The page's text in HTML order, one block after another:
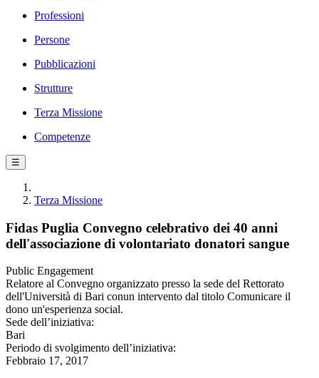
Professioni
Persone
Pubblicazioni
Strutture
Terza Missione
Competenze
☰
Terza Missione
Fidas Puglia Convegno celebrativo dei 40 anni
dell'associazione di volontariato donatori sangue
Public Engagement
Relatore al Convegno organizzato presso la sede del Rettorato
dell'Università di Bari conun intervento dal titolo Comunicare il
dono un'esperienza social.
Sede dell’iniziativa:
Bari
Periodo di svolgimento dell’iniziativa:
Febbraio 17, 2017